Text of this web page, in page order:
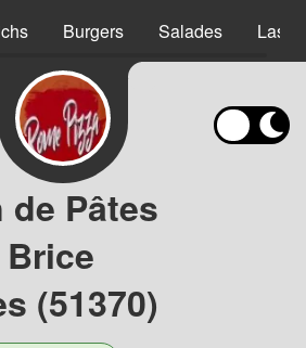
Burgers Salades
Pâtes
(51370)